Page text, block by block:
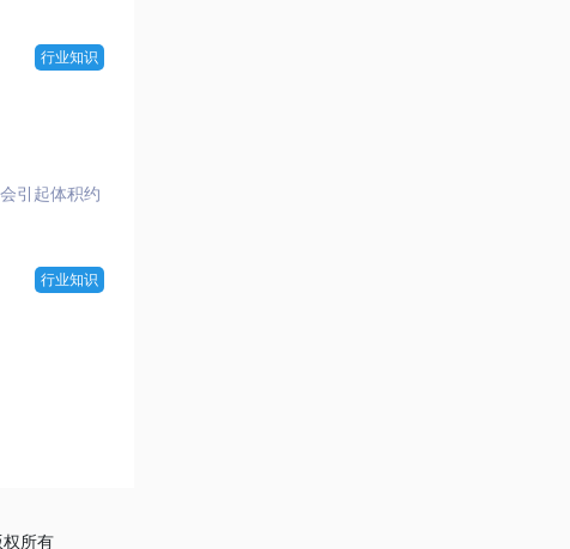
行业知识
引起体积约
行业知识
所有